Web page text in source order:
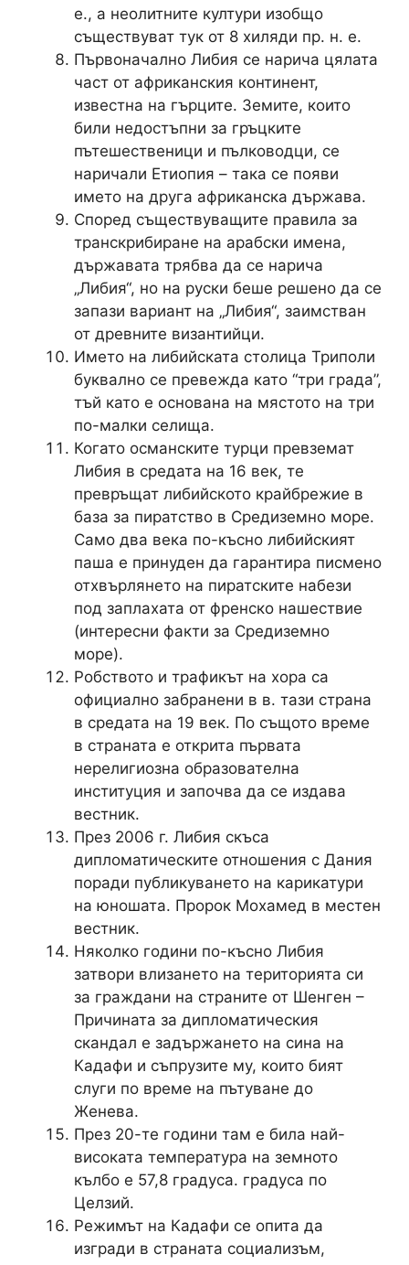
е., а неолитните култури изобщо
съществуват тук от 8 хиляди пр. н. е.
Първоначално Либия се нарича цялата
част от африканския континент,
известна на гърците. Земите, които
били недостъпни за гръцките
пътешественици и пълководци, се
наричали Етиопия – така се появи
името на друга африканска държава.
Според съществуващите правила за
транскрибиране на арабски имена,
държавата трябва да се нарича
„Либия“, но на руски беше решено да се
запази вариант на „Либия“, заимстван
от древните византийци.
Името на либийската столица Триполи
буквално се превежда като “три града”,
тъй като е основана на мястото на три
по-малки селища.
Когато османските турци превземат
Либия в средата на 16 век, те
превръщат либийското крайбрежие в
база за пиратство в Средиземно море.
Само два века по-късно либийският
паша е принуден да гарантира писмено
отхвърлянето на пиратските набези
под заплахата от френско нашествие
(интересни факти за Средиземно
море).
Робството и трафикът на хора са
официално забранени в в. тази страна
в средата на 19 век. По същото време
в страната е открита първата
нерелигиозна образователна
институция и започва да се издава
вестник.
През 2006 г. Либия скъса
дипломатическите отношения с Дания
поради публикуването на карикатури
на юношата. Пророк Мохамед в местен
вестник.
Няколко години по-късно Либия
затвори влизането на територията си
за граждани на страните от Шенген –
Причината за дипломатическия
скандал е задържането на сина на
Кадафи и съпрузите му, които бият
слуги по време на пътуване до
Женева.
През 20-те години там е била най-
високата температура на земното
кълбо е 57,8 градуса. градуса по
Целзий.
Режимът на Кадафи се опита да
изгради в страната социализъм,